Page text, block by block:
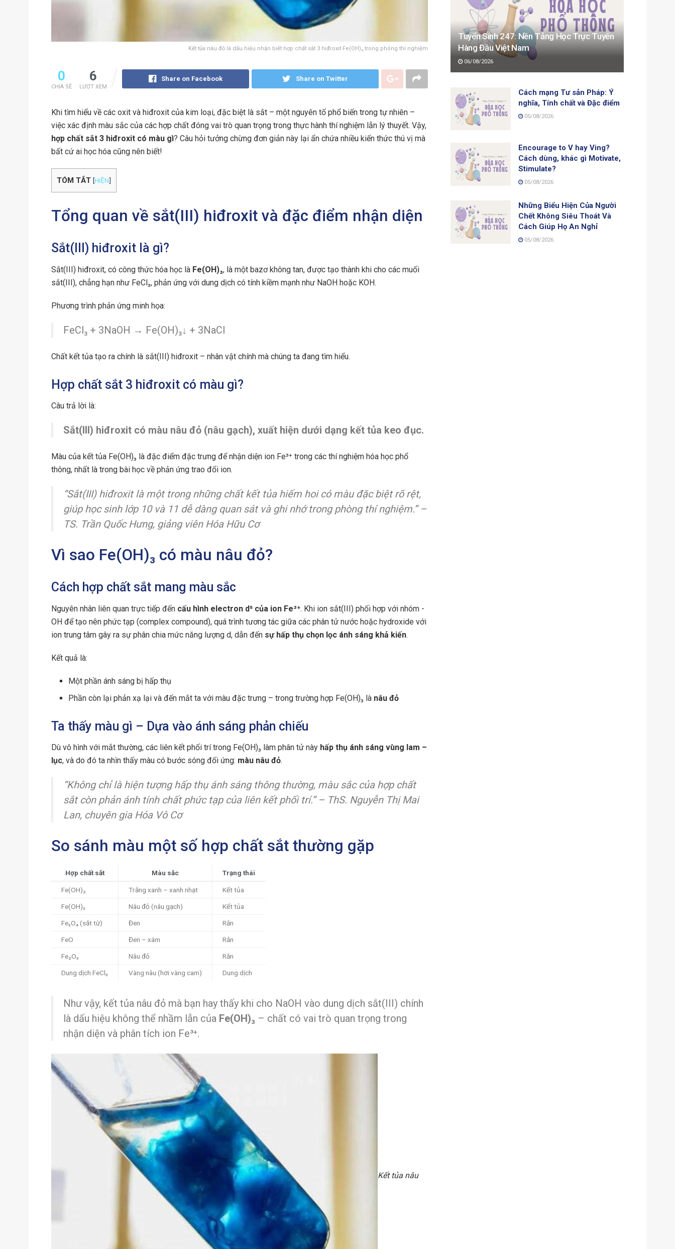
Kết tủa nâu đỏ là dấu hiệu nhận biết hợp chất sắt 3 hiđroxit Fe(OH)₃ trong phòng thí nghiệm
0
CHIA SẺ
6
LƯỢT XEM
Share on Facebook Share on Twitter
Khi tìm hiểu về các oxit và hiđroxit của kim loại, đặc biệt là sắt – một nguyên tố phổ biến trong tự nhiên –
việc xác định màu sắc của các hợp chất đóng vai trò quan trọng trong thực hành thí nghiệm lẫn lý thuyết. Vậy,
hợp chất sắt 3 hiđroxit có màu gì? Câu hỏi tưởng chừng đơn giản này lại ẩn chứa nhiều kiến thức thú vị mà
bất cứ ai học hóa cũng nên biết!
TÓM TẮT [HIỆN]
Tổng quan về sắt(III) hiđroxit và đặc điểm nhận diện
Sắt(III) hiđroxit là gì?
Sắt(III) hiđroxit, có công thức hóa học là Fe(OH)₃, là một bazơ không tan, được tạo thành khi cho các muối
sắt(III), chẳng hạn như FeCl₃, phản ứng với dung dịch có tính kiềm mạnh như NaOH hoặc KOH.
Phương trình phản ứng minh họa:
FeCl₃ + 3NaOH → Fe(OH)₃↓ + 3NaCl
Chất kết tủa tạo ra chính là sắt(III) hiđroxit – nhân vật chính mà chúng ta đang tìm hiểu.
Hợp chất sắt 3 hiđroxit có màu gì?
Câu trả lời là:
Sắt(III) hiđroxit có màu nâu đỏ (nâu gạch), xuất hiện dưới dạng kết tủa keo đục.
Màu của kết tủa Fe(OH)₃ là đặc điểm đặc trưng để nhận diện ion Fe³⁺ trong các thí nghiệm hóa học phổ
thông, nhất là trong bài học về phản ứng trao đổi ion.
“Sắt(III) hiđroxit là một trong những chất kết tủa hiếm hoi có màu đặc biệt rõ rệt,
giúp học sinh lớp 10 và 11 dễ dàng quan sát và ghi nhớ trong phòng thí nghiệm.” –
TS. Trần Quốc Hưng, giảng viên Hóa Hữu Cơ
Vì sao Fe(OH)₃ có màu nâu đỏ?
Cách hợp chất sắt mang màu sắc
Nguyên nhân liên quan trực tiếp đến cấu hình electron d⁵ của ion Fe³⁺. Khi ion sắt(III) phối hợp với nhóm -
OH để tạo nên phức tạp (complex compound), quá trình tương tác giữa các phân tử nước hoặc hydroxide với
ion trung tâm gây ra sự phân chia mức năng lượng d, dẫn đến sự hấp thụ chọn lọc ánh sáng khả kiến.
Kết quả là:
Một phần ánh sáng bị hấp thụ
Phần còn lại phản xạ lại và đến mắt ta với màu đặc trưng – trong trường hợp Fe(OH)₃ là nâu đỏ
Ta thấy màu gì – Dựa vào ánh sáng phản chiếu
Dù vô hình với mắt thường, các liên kết phối trí trong Fe(OH)₃ làm phân tử này hấp thụ ánh sáng vùng lam –
lục, và do đó ta nhìn thấy màu có bước sóng đối ứng: màu nâu đỏ.
“Không chỉ là hiện tượng hấp thụ ánh sáng thông thường, màu sắc của hợp chất
sắt còn phản ánh tính chất phức tạp của liên kết phối trí.” – ThS. Nguyễn Thị Mai
Lan, chuyên gia Hóa Vô Cơ
So sánh màu một số hợp chất sắt thường gặp
Hợp chất sắt Màu sắc Trạng thái
Fe(OH)₂ Trắng xanh – xanh nhạt Kết tủa
Fe(OH)₃ Nâu đỏ (nâu gạch) Kết tủa
Fe₃O₄ (sắt từ) Đen Rắn
FeO Đen – xám Rắn
Fe₂O₃ Nâu đỏ Rắn
Dung dịch FeCl₃ Vàng nâu (hơi vàng cam) Dung dịch
Như vậy, kết tủa nâu đỏ mà bạn hay thấy khi cho NaOH vào dung dịch sắt(III) chính
là dấu hiệu không thể nhầm lẫn của Fe(OH)₃ – chất có vai trò quan trọng trong
nhận diện và phân tích ion Fe³⁺.
Kết tủa nâu
Tuyển Sinh 247: Nền Tảng Học Trực Tuyến
Hàng Đầu Việt Nam
06/08/2026
Cách mạng Tư sản Pháp: Ý
nghĩa, Tính chất và Đặc điểm
05/08/2026
Encourage to V hay Ving?
Cách dùng, khác gì Motivate,
Stimulate?
05/08/2026
Những Biểu Hiện Của Người
Chết Không Siêu Thoát Và
Cách Giúp Họ An Nghỉ
05/08/2026